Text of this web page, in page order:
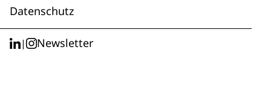
Datenschutz
| Newsletter